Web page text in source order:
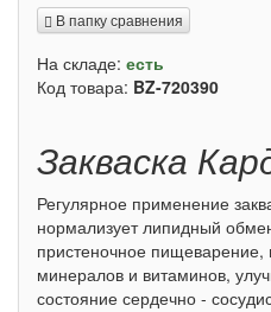
В папку сравнения
На складе: есть
Код товара: BZ-720390
Закваска
Регулярное применение
нормализует липидный
пристеночное пищеварение,
минералов и витаминов,
состояние сердечно -